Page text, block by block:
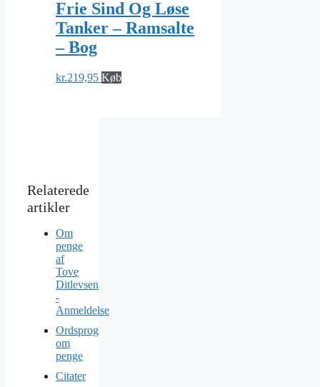
Frie Sind Og Løse
Tanker – Ramsalte
– Bog
kr.219,95 Køb
Om
penge
af
Tove
Ditlevsen
-
Anmeldelse
Ordsprog
om
penge
Citater